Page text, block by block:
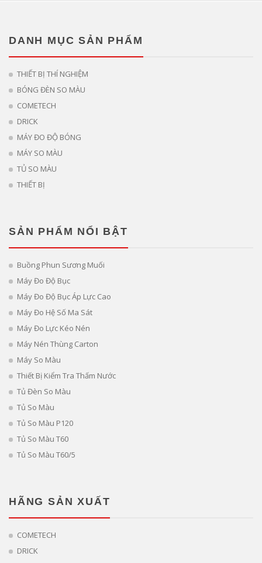
DANH MỤC SẢN PHẨM
THIẾT BỊ THÍ NGHIỆM
BÓNG ĐÈN SO MÀU
COMETECH
DRICK
MÁY ĐO ĐỘ BÓNG
MÁY SO MÀU
TỦ SO MÀU
THIẾT BỊ
SẢN PHẨM NỔI BẬT
Buồng Phun Sương Muối
Máy Đo Độ Bục
Máy Đo Độ Bục Áp Lực Cao
Máy Đo Hệ Số Ma Sát
Máy Đo Lực Kéo Nén
Máy Nén Thùng Carton
Máy So Màu
Thiết Bị Kiểm Tra Thấm Nước
Tủ Đèn So Màu
Tủ So Màu
Tủ So Màu P120
Tủ So Màu T60
Tủ So Màu T60/5
HÃNG SẢN XUẤT
COMETECH
DRICK